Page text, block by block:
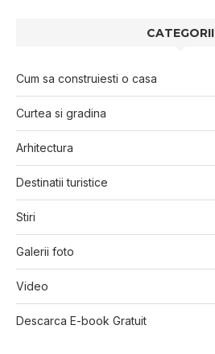
CATEGORII
Cum sa construiesti o casa
Curtea si gradina
Arhitectura
Destinatii turistice
Stiri
Galerii foto
Video
Descarca E-book Gratuit